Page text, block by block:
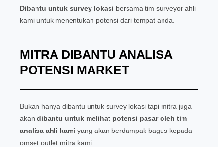
Dibantu untuk survey lokasi bersama tim surveyor ahli
kami untuk menentukan potensi dari tempat anda.
MITRA DIBANTU ANALISA
POTENSI MARKET
Bukan hanya dibantu untuk survey lokasi tapi mitra juga
akandibantu untuk melihat potensi pasar oleh tim
analisa ahli kami yang akan berdampak bagus kepada
omset outlet mitra kami.